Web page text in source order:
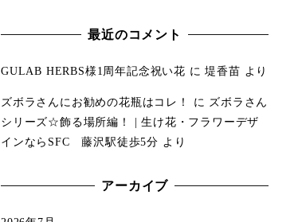
最近のコメント
GULAB HERBS様1周年記念祝い花 に堤香苗 より
ズボラさんにお勧めの花瓶はコレ！ に ズボラさん
シリーズ☆飾る場所編！ | 生け花・フラワーデザ
インならSFC 藤沢駅徒歩5分 より
アーカイブ